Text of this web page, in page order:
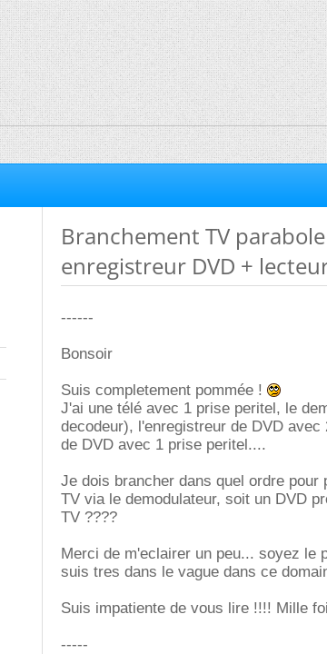
Branchement TV
enregistreur DVD +
------
Bonsoir
Suis completement pommée !
J'ai une télé avec 1 prise peritel, le
decodeur), l'enregistreur de DVD
de DVD avec 1 prise peritel....
Je dois brancher dans quel ordre
TV via le demodulateur, soit un DVD
TV ????
Merci de m'eclairer un peu... soyez
suis tres dans le vague dans ce
Suis impatiente de vous lire !!!! Mille
-----